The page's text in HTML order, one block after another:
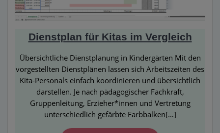
Dienstplan für Kitas im Vergleich
Übersichtliche Dienstplanung in Kindergärten Mit den
vorgestellten Dienstplänen lassen sich Arbeitszeiten des
Kita-Personals einfach koordinieren und übersichtlich
darstellen. Je nach pädagogischer Fachkraft,
Gruppenleitung, Erzieher*innen und Vertretung
unterschiedlich gefärbte Farbbalken[…]